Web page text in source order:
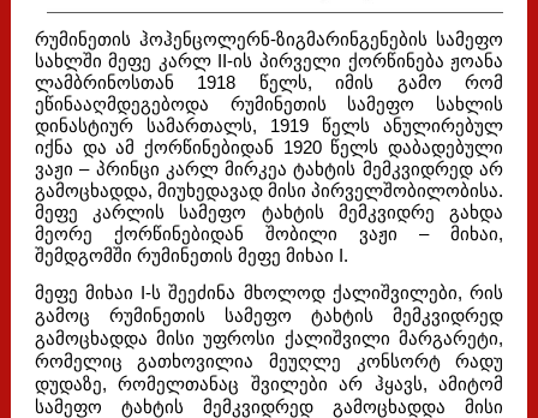
რუმინეთის ჰოჰენცოლერნ-ზიგმარინგენების სამეფო
სახლში მეფე კარლ II-ის პირველი ქორწინება ჟოანა
ლამბრინოსთან 1918 წელს, იმის გამო რომ
ეწინააღმდეგებოდა რუმინეთის სამეფო სახლის
დინასტიურ სამართალს, 1919 წელს ანულირებულ
იქნა და ამ ქორწინებიდან 1920 წელს დაბადებული
ვაჟი – პრინცი კარლ მირკეა ტახტის მემკვიდრედ არ
გამოცხადდა, მიუხედავად მისი პირველშობილობისა.
მეფე კარლის სამეფო ტახტის მემკვიდრე გახდა
მეორე ქორწინებიდან შობილი ვაჟი – მიხაი,
შემდგომში რუმინეთის მეფე მიხაი I.
მეფე მიხაი I-ს შეეძინა მხოლოდ ქალიშვილები, რის
გამოც რუმინეთის სამეფო ტახტის მემკვიდრედ
გამოცხადდა მისი უფროსი ქალიშვილი მარგარეტი,
რომელიც გათხოვილია მეუღლე კონსორტ რადუ
დუდაზე, რომელთანაც შვილები არ ჰყავს, ამიტომ
სამეფო ტახტის მემკვიდრედ გამოცხადდა მისი